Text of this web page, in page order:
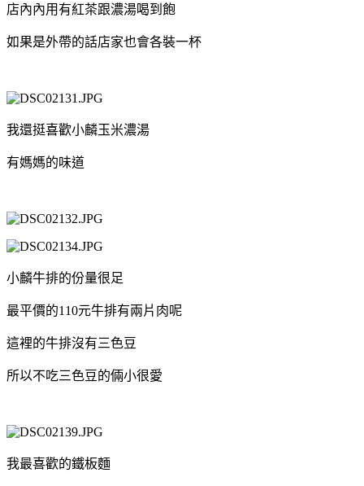
店內內用有紅茶跟濃湯喝到飽
如果是外帶的話店家也會各裝一杯
我還挺喜歡小麟玉米濃湯
有媽媽的味道
小麟牛排的份量很足
最平價的110元牛排有兩片肉呢
這裡的牛排沒有三色豆
所以不吃三色豆的倆小很愛
我最喜歡的鐵板麵